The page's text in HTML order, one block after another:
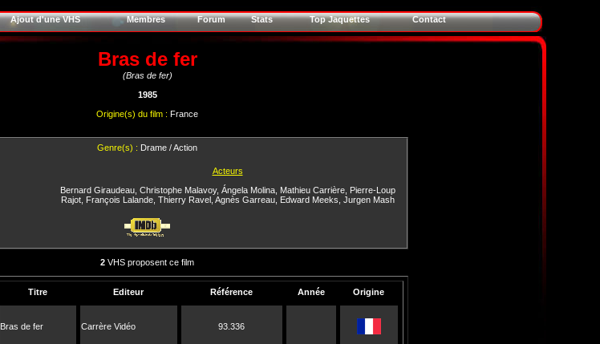
Ajout d'une VHS Membres Forum Stats Top Jaquettes Contact
Bras de fer
(Bras de fer)
1985
Origine(s) du film : France
Genre(s) : Drame / Action
Acteurs
Bernard Giraudeau, Christophe Malavoy, Ángela Molina, Mathieu Carrière, Pierre-Loup
Rajot, François Lalande, Thierry Ravel, Agnès Garreau, Edward Meeks Jurgen Mash
2 VHS proposent ce film
Titre Editeur Référence Année Origine
Bras de fer Carrère Vidéo 93.336